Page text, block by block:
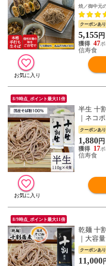
｜ギフト
焼／御中元
クーポンあり
5,155円
47
信寿食
8/9時点_ポイント最大11倍
半生 十
｜ネコ
クーポンあり
1,880円
17
信寿食
8/9時点_ポイント最大11倍
乾麺 十
｜大容
クーポンあり
11,000